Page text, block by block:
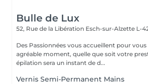
Bulle de Lux
52, Rue de la Libération Esch-sur-Alzette L-
Des Passionnées vous accueillent pour
agréable moment, quelle que soit votre
épilation sera un instant de d...
Vernis Semi-Permanent Mains